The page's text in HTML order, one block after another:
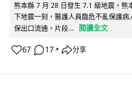
熊本縣 7 月 28 日發生 7.1 級地震，熊
下地震一刻，醫護人員臨危不亂保護病
保出口流通。片段...
閱讀全文
67 17 ↗ 分享